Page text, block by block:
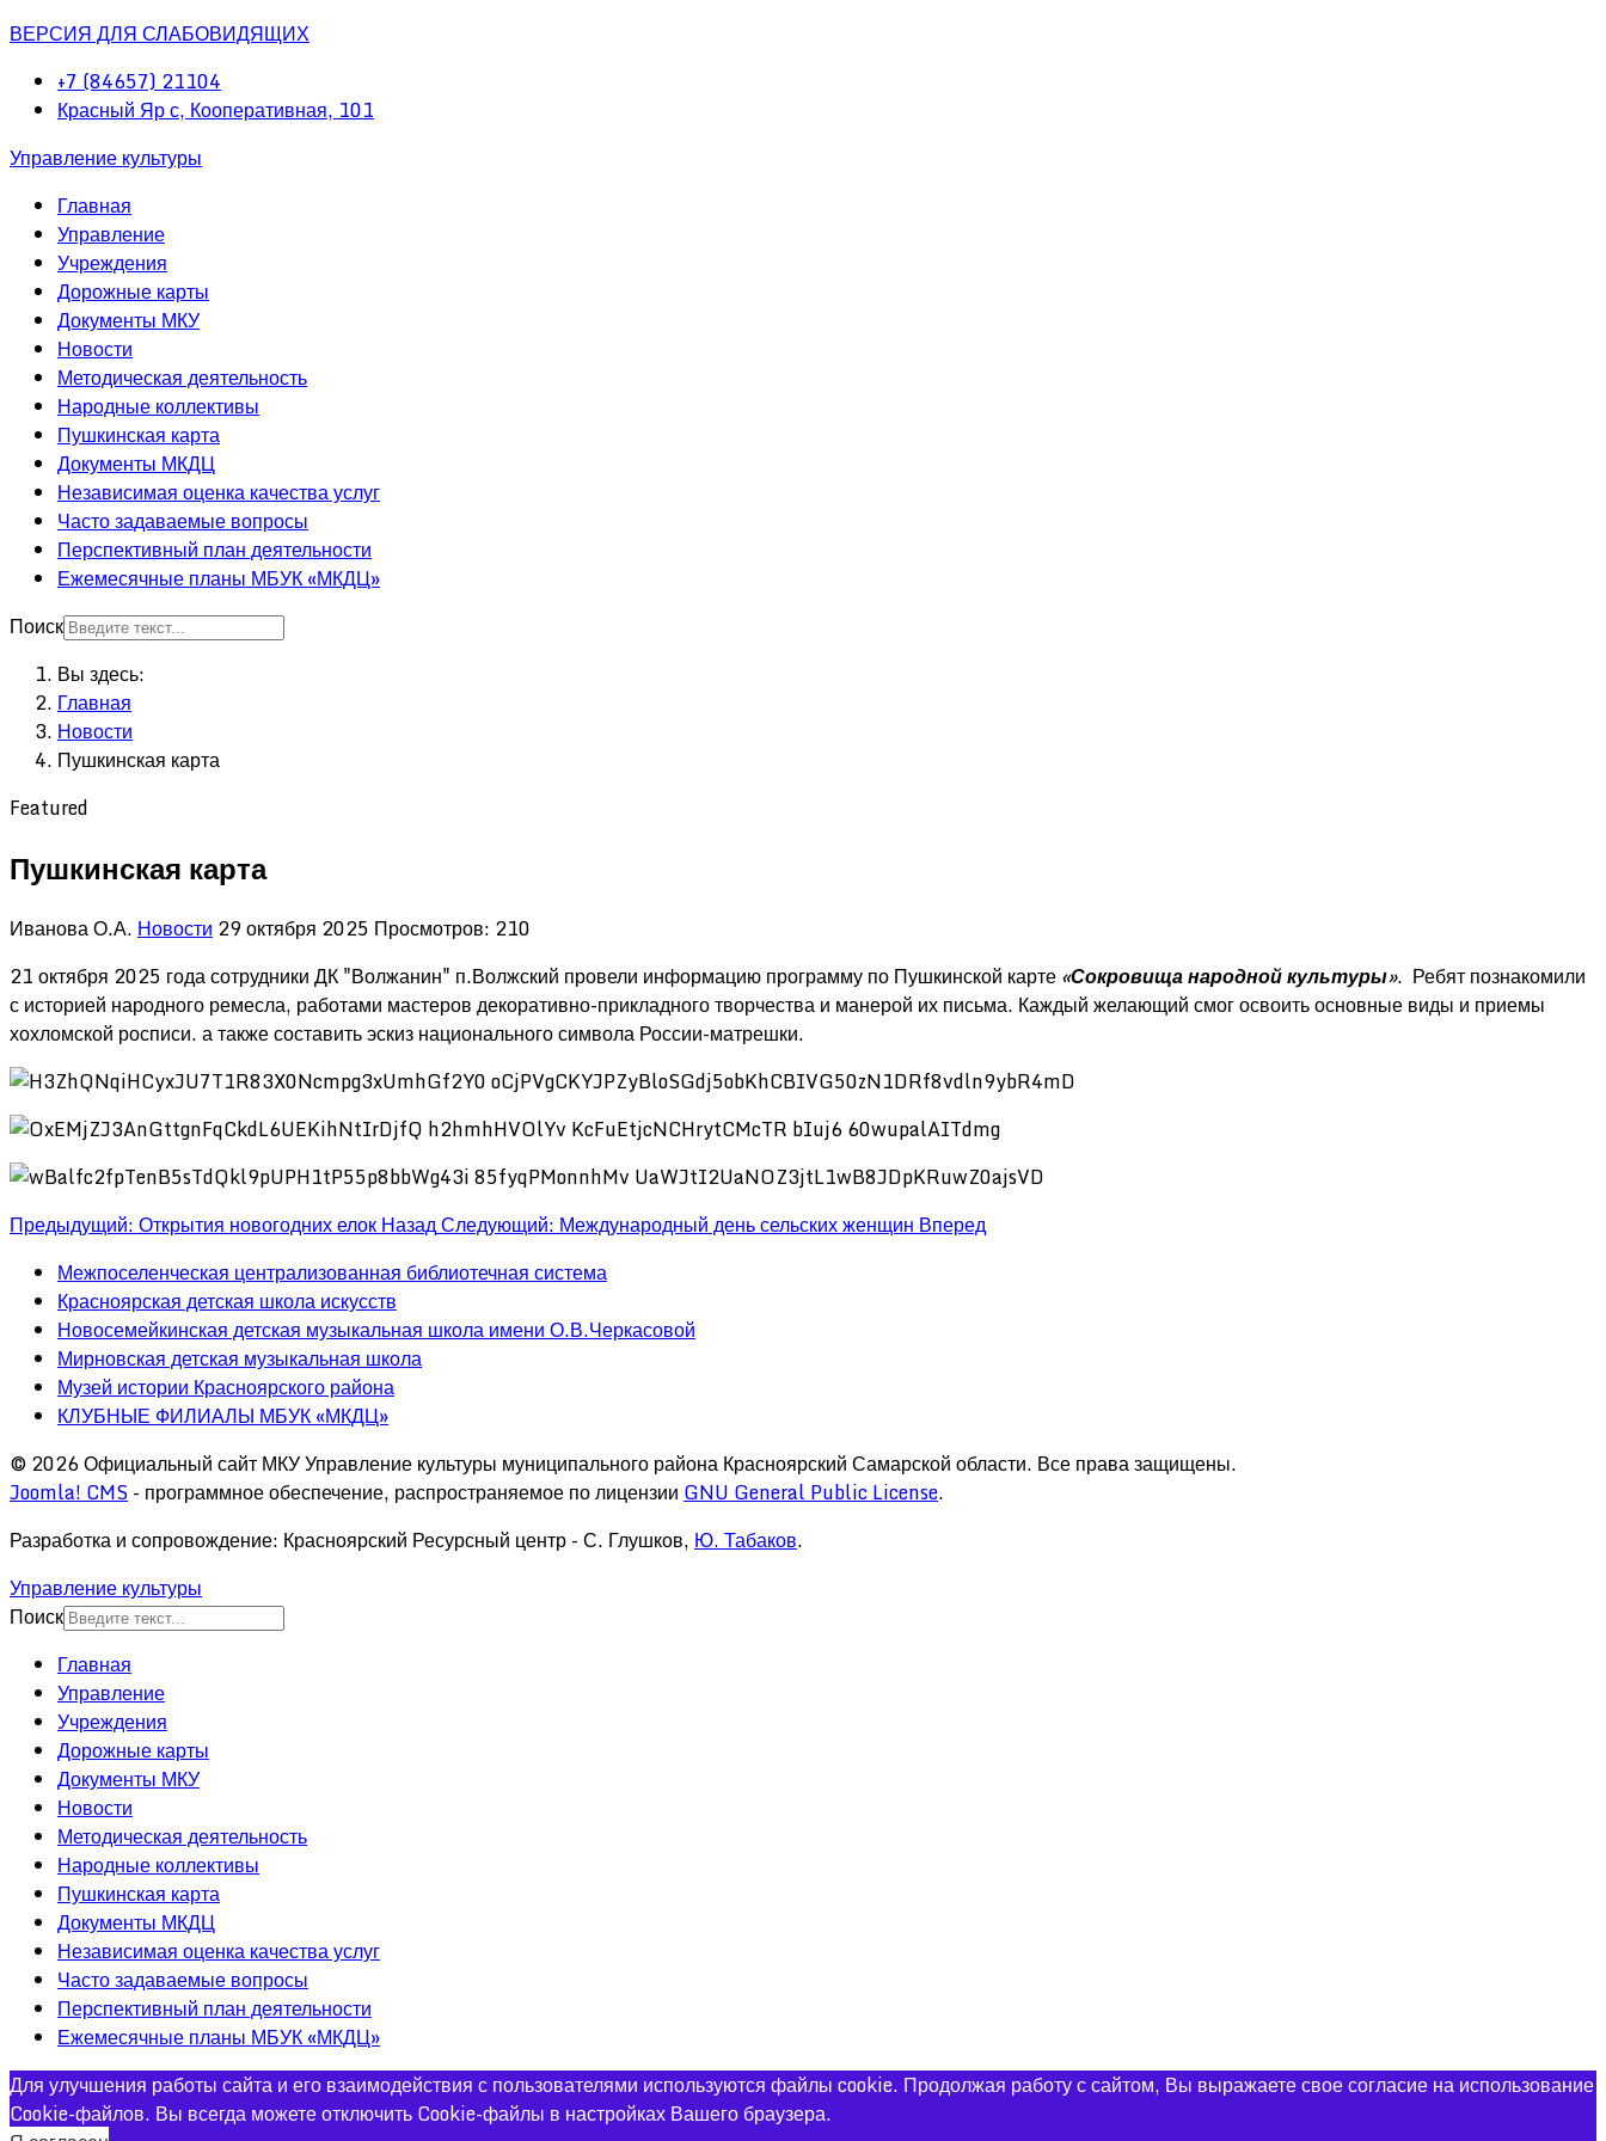
ВЕРСИЯ ДЛЯ СЛАБОВИДЯЩИХ
+7 (84657) 21104
Красный Яр с, Кооперативная, 101
Управление культуры
Главная
Управление
Учреждения
Дорожные карты
Документы МКУ
Новости
Методическая деятельность
Народные коллективы
Пушкинская карта
Документы МКДЦ
Независимая оценка качества услуг
Часто задаваемые вопросы
Перспективный план деятельности
Ежемесячные планы МБУК «МКДЦ»
Поиск
Вы здесь:
Главная
Новости
Пушкинская карта
Featured
Пушкинская карта
Иванова О.А. Новости 29 октября 2025 Просмотров: 210
21 октября 2025 года сотрудники ДК "Волжанин" п.Волжский провели информацию программу по Пушкинской карте«Сокровища народной культуры». Ребят познакомили
с историей народного ремесла, работами мастеров декоративно-прикладного творчества и манерой их письма. Каждый желающий смог освоить основные виды и приемы
хохломской росписи. а также составить эскиз национального символа России-матрешки.
Предыдущий: Открытия новогодних елокНазадСледующий: Международный день сельских женщин Вперед
Межпоселенческая централизованная библиотечная система
Красноярская детская школа искусств
Новосемейкинская детская музыкальная школа имени О.В.Черкасовой
Мирновская детская музыкальная школа
Музей истории Красноярского района
КЛУБНЫЕ ФИЛИАЛЫ МБУК «МКДЦ»
© 2026 Официальный сайт МКУ Управление культуры муниципального района Красноярский Самарской области. Все права защищены.
Joomla! CMS- программное обеспечение, распространяемое по лицензии GNU General Public License.
Разработка и сопровождение: Красноярский Ресурсный центр - С. Глушков, Ю. Табаков.
Управление культуры
Поиск
Главная
Управление
Учреждения
Дорожные карты
Документы МКУ
Новости
Методическая деятельность
Народные коллективы
Пушкинская карта
Документы МКДЦ
Независимая оценка качества услуг
Часто задаваемые вопросы
Перспективный план деятельности
Ежемесячные планы МБУК «МКДЦ»
Для улучшения работы сайта и его взаимодействия с пользователями используются файлы cookie. Продолжая работу с сайтом, Вы выражаете свое согласие на использование
Cookie-файлов. Вы всегда можете отключить Cookie-файлы в настройках Вашего браузера.